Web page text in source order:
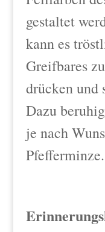
gestaltet
kann es
Greifbares
drücken und
Dazu
je nach
Pfefferminze.